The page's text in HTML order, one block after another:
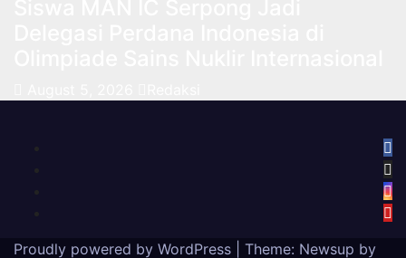
Proudly powered by WordPress
Theme: Newsup by